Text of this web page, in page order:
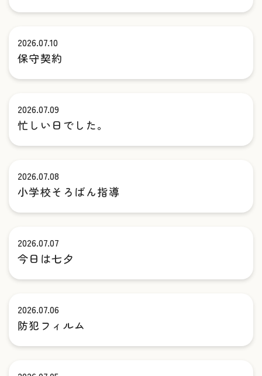
2026.07.10
保守契約
2026.07.09
忙しい日でした。
2026.07.08
小学校そろばん指導
2026.07.07
今日は七夕
2026.07.06
防犯フィルム